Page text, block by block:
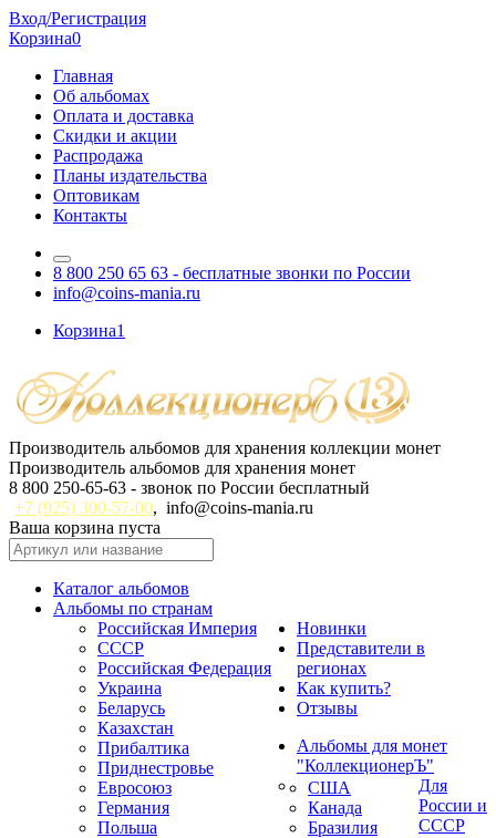
Вход/Регистрация
Корзина0
Главная
Об альбомах
Оплата и доставка
Скидки и акции
Распродажа
Планы издательства
Оптовикам
Контакты
8 800 250 65 63 - бесплатные звонки по России
info@coins-mania.ru
Корзина1
Производитель альбомов для хранения коллекции монет
Производитель альбомов для хранения монет
8 800 250-65-63 - звонок по России бесплатный
+7 (925) 300-57-00, info@coins-mania.ru
Ваша корзина пуста
Каталог альбомов
Альбомы по странам
Российская Империя
СССР
Российская Федерация
Украина
Беларусь
Казахстан
Прибалтика
Приднестровье
Евросоюз
Германия
Польша
США
Канада
Бразилия
Новинки
Представители в
регионах
Как купить?
Отзывы
Альбомы для монет
"КоллекционерЪ"
Для
России и
СССР